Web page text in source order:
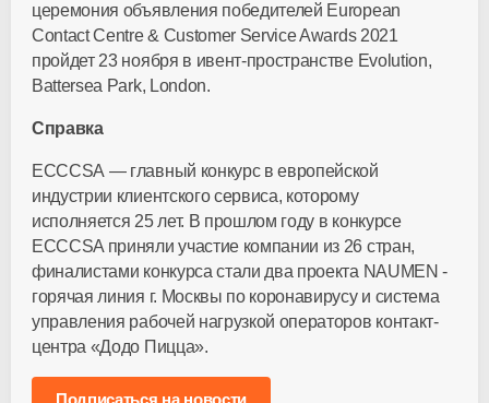
церемония объявления победителей European
Contact Centre & Customer Service Awards 2021
пройдет 23 ноября в ивент-пространствеEvolution,
Battersea Park, London.
Справка
ECCCSA — главный конкурс в европейской
индустрии клиентского сервиса, которому
исполняется 25 лет. В прошлом году в конкурсе
ECCCSA приняли участие компании из 26 стран,
финалистами конкурса стали два проекта NAUMEN -
горячая линия г. Москвы по коронавирусу и система
управления рабочей нагрузкой операторов контакт-
центра «Додо Пицца».
Подписаться на новости